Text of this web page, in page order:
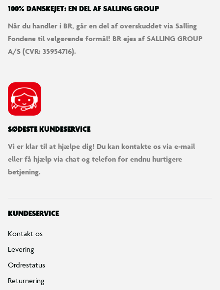
100% DANSKEJET: EN DEL AF SALLING GROUP
Når du handler i BR, går en del af overskuddet via Salling
Fondene til velgørende formål! BR ejes af SALLING GROUP
A/S (CVR: 35954716).
SØDESTE KUNDESERVICE
Vi er klar til at hjælpe dig! Du kan kontakte os via e-mail
eller få hjælp via chat og telefon for endnu hurtigere
betjening.
KUNDESERVICE
Kontakt os
Levering
Ordrestatus
Returnering